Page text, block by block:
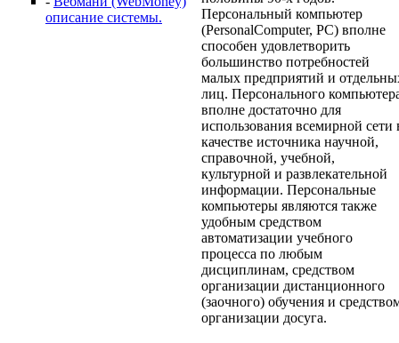
описание системы.
Персональный компьютер
(PersonalComputer, PC) вполне
способен удовлетворить
большинство потребностей
малых предприятий и
лиц. Персонального
вполне достаточно для
использования всемирной сети
качестве источника научной,
справочной, учебной,
культурной и развлекательной
информации. Персональные
компьютеры являются также
удобным средством
автоматизации учебного
процесса по любым
дисциплинам, средством
организации дистанционного
(заочного) обучения и
организации досуга.